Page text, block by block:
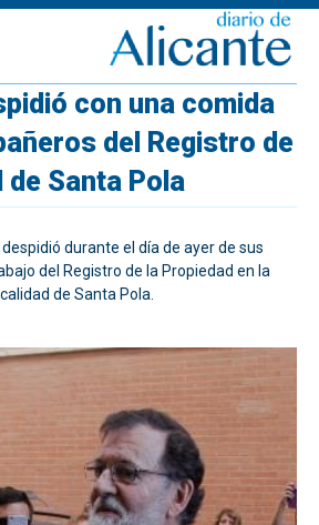
con una comida
del Registro de
de Santa Pola
durante el día de ayer de sus
del Registro de la Propiedad en la
de Santa Pola.